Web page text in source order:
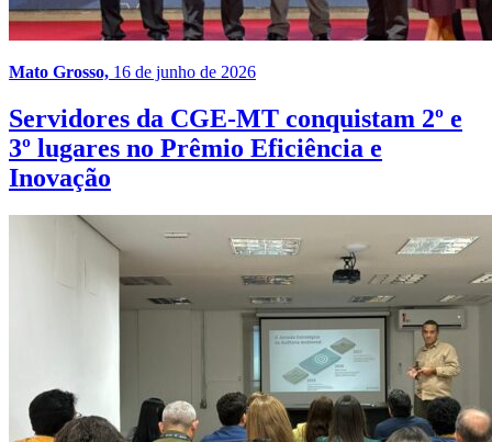
Mato Grosso, 16 de junho de 2026
Servidores da CGE-MT conquistam 2º e
3º lugares no Prêmio Eficiência e
Inovação